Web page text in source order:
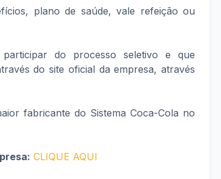
plano de saúde, vale refeição ou
do processo seletivo e que
do site oficial da empresa, através
fabricante do Sistema Coca-Cola no
CLIQUE AQUI